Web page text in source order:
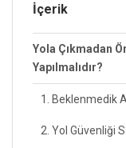
İçerik
Yola Çıkmadan
Yapılmalıdır?
1. Beklenmedik
2. Yol Güvenliği